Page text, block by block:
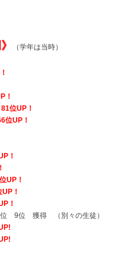
（学年は当時）
！
81位UP！
位UP！
！
UP！
！
！
位 獲得 （別々の生徒）